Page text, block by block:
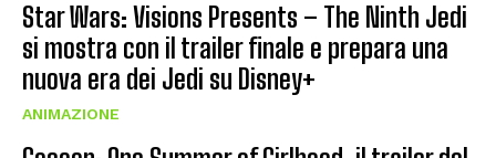
Star Wars: Visions Presents – The Ninth Jedi
si mostra con il trailer finale e prepara una
nuova era dei Jedi su Disney+
ANIMAZIONE